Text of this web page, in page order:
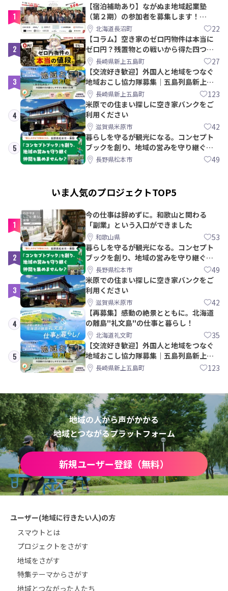
1
【宿泊補助あり】ながぬま地域起業塾
（第２期）の参加者を募集します！
【8/21〆】
北海道長沼町 22
2
【コラム】空き家のゼロ円物件は本当に
ゼロ円？残置物との戦いから得た四つの
教訓｜新上五島町
長崎県新上五島町 27
3
【交流好き歓迎】外国人と地域をつなぐ
地域おこし協力隊募集｜五島列島新上五
島町長崎県新上五島町 123
4
米原での住まい探しに空き家バンクをご
利用ください
滋賀県米原市 42
5
暮らしを守るが観光になる。コンセプト
ブックを創り、地域の営みを守り継ぐ仲
間を集めませんか？
長野県松本市 49
いま人気のプロジェクトTOP5
1
今の仕事は辞めずに。和歌山と関わる
「副業」という入口ができました
和歌山県 53
2
暮らしを守るが観光になる。コンセプト
ブックを創り、地域の営みを守り継ぐ仲
間を集めませんか？
長野県松本市 49
3
米原での住まい探しに空き家バンクをご
利用ください
滋賀県米原市 42
4
【再募集】感動の絶景とともに。北海道
の離島"礼文島"の仕事と暮らし！
北海道礼文町 35
5
【交流好き歓迎】外国人と地域をつなぐ
地域おこし協力隊募集｜五島列島新上五
島町長崎県新上五島町 123
地域の人から声がかかる
地域とつながるプラットフォーム
新規ユーザー登録（無料）
ユーザー(地域に行きたい人)の方
スマウトとは
プロジェクトをさがす
地域をさがす
特集テーマからさがす
地域とつながった人たち